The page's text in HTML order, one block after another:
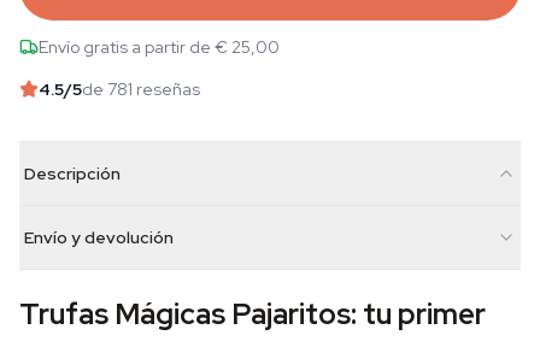
Envío gratis a partir de € 25,00
4.5/5de 781 reseñas
Descripción
Envío y devolución
Trufas Mágicas Pajaritos: tu primer